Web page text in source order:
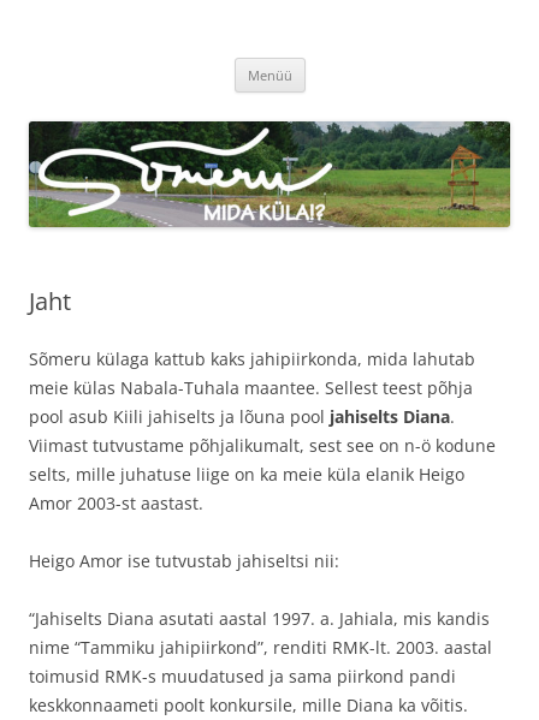
Menüü Liigu
juurde
Jaht
Sõmeru külaga kattub kaks jahipiirkonda, mida lahutab
meie külas Nabala-Tuhala maantee. Sellest teest põhja
pool asub Kiili jahiselts ja lõuna pool jahiselts Diana.
Viimast tutvustame põhjalikumalt, sest see on n-ö kodune
selts, mille juhatuse liige on ka meie küla elanik Heigo
Amor 2003-st aastast.
Heigo Amor ise tutvustab jahiseltsi nii:
“Jahiselts Diana asutati aastal 1997. a. Jahiala, mis kandis
nime “Tammiku jahipiirkond”, renditi RMK-lt. 2003. aastal
toimusid RMK-s muudatused ja sama piirkond pandi
keskkonnaameti poolt konkursile, mille Diana ka võitis.